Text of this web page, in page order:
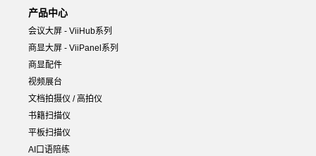
产品中心
会议大屏 - ViiHub系列
商显大屏 - ViiPanel系列
商显配件
视频展台
文档拍摄仪 / 高拍仪
书籍扫描仪
平板扫描仪
AI口语陪练